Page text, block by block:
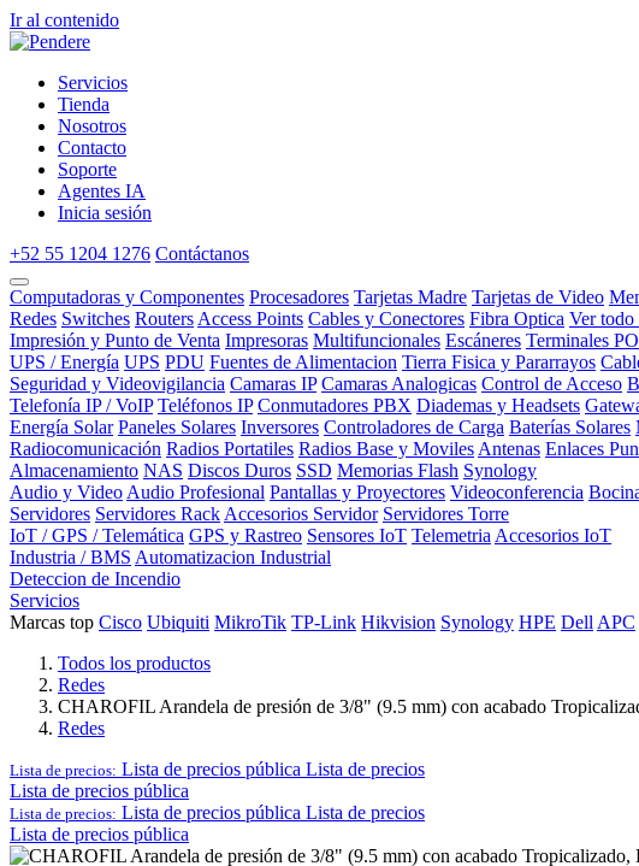
Ir al contenido
Servicios
Tienda
Nosotros
Contacto
Soporte
Agentes IA
Inicia sesión
+52 55 1204 1276 Contáctanos
Computadoras y Componentes Procesadores Tarjetas Madre Tarjetas de Video
Redes Switches Routers Access Points Cables y Conectores Fibra Optica Ver
Impresión y Punto de Venta Impresoras Multifuncionales Escáneres Terminales
UPS / Energía UPS PDU Fuentes de Alimentacion Tierra Fisica y Pararrayos
Seguridad y Videovigilancia Camaras IP Camaras Analogicas Control de Acceso
Telefonía IP / VoIP Teléfonos IP Conmutadores PBX Diademas y Headsets
Energía Solar Paneles Solares Inversores Controladores de Carga Baterías Solares
Radiocomunicación Radios Portatiles Radios Base y Moviles Antenas Enlaces
Almacenamiento NAS Discos Duros SSD Memorias Flash Synology
Audio y Video Audio Profesional Pantallas y Proyectores Videoconferencia
Servidores Servidores Rack Accesorios Servidor Servidores Torre
IoT / GPS / Telemática GPS y Rastreo Sensores IoT Telemetria Accesorios IoT
Industria / BMS Automatizacion Industrial
Deteccion de Incendio
Servicios
Marcas top Cisco Ubiquiti MikroTik TP-Link Hikvision Synology HPE Dell APC
Todos los productos
Redes
CHAROFIL Arandela de presión de 3/8" (9.5 mm) con acabado
Redes
Lista de precios: Lista de precios pública Lista de precios
Lista de precios pública
Lista de precios: Lista de precios pública Lista de precios
Lista de precios pública